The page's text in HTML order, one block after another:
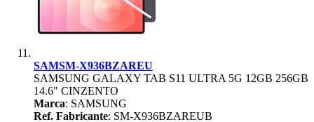
SAMSM-X936BZAREU
SAMSUNG GALAXY TAB S11 ULTRA 5G 12GB 256GB
14.6" CINZENTO
Marca: SAMSUNG
Ref. Fabricante: SM-X936BZAREUB